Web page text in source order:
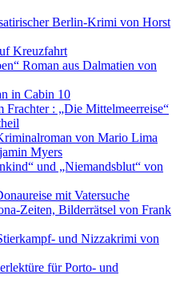
Berlin-Krimi von Horst
Kreuzfahrt
Roman aus Dalmatien von
in Cabin 10
Frachter : „Die Mittelmeerreise“
von Mario Lima
Myers
und „Niemandsblut“ von
mit Vatersuche
Zeiten, Bilderrätsel von Frank
und Nizzakrimi von
für Porto- und